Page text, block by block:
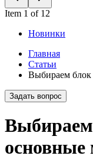
Item 1 of 12
Новинки
Главная
Статьи
Выбираем
Задать вопрос